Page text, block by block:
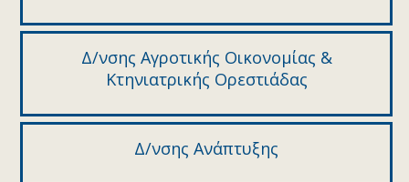
Δ/νσης Αγροτικής Οικονομίας &
Κτηνιατρικής Ορεστιάδας
Δ/νσης Ανάπτυξης